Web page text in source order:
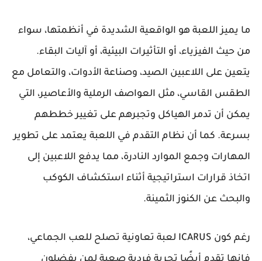
ما يميز اللعبة هو الواقعية الشديدة في أنظمتها، سواء
من حيث الفيزياء، أو التأثيرات البيئية، أو آليات البقاء.
يتعين على اللاعبين الصيد، وصناعة الأدوات، والتعامل مع
الطقس القاسي، مثل العواصف الرملية والأعاصير، التي
يمكن أن تدمر الهياكل وتجبرهم على تغيير خططهم
بسرعة. كما أن نظام التقدم في اللعبة يعتمد على تطوير
المهارات وجمع الموارد النادرة، مما يدفع اللاعبين إلى
اتخاذ قرارات استراتيجية أثناء استكشاف الكوكب
والبحث عن الكنوز الثمينة.
رغم كون ICARUS لعبة تعاونية تصلح للعب الجماعي،